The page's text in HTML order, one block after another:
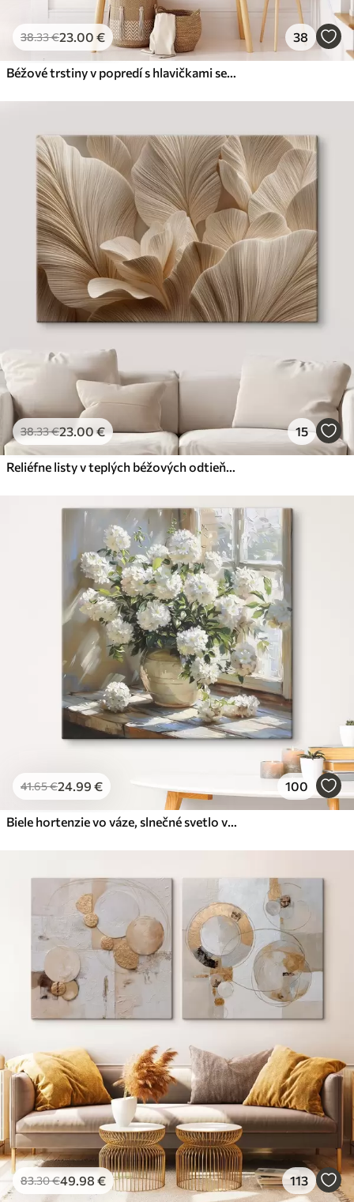
38.33€23.00 € 38
Béžové trstiny v popredí s hlavičkami semien, mäkké a jemné , rozmazané pozadie a svetlá obloha
38.33€23.00€ 15
Reliéfne listy v teplých béžových odtieňoch
41.65€24.99 € 100
Biele hortenzie vo váze, slnečné svetlo v okne, olejomaľba
83.30€49.98 € 113